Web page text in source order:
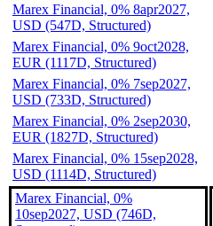
Marex Financial, 0% 8apr2027,
USD (547D, Structured)
Marex Financial, 0% 9oct2028,
EUR (1117D, Structured)
Marex Financial, 0% 7sep2027,
USD (733D, Structured)
Marex Financial, 0% 2sep2030,
EUR (1827D, Structured)
Marex Financial, 0% 15sep2028,
USD (1114D, Structured)
Marex Financial, 0%
10sep2027, USD (746D,